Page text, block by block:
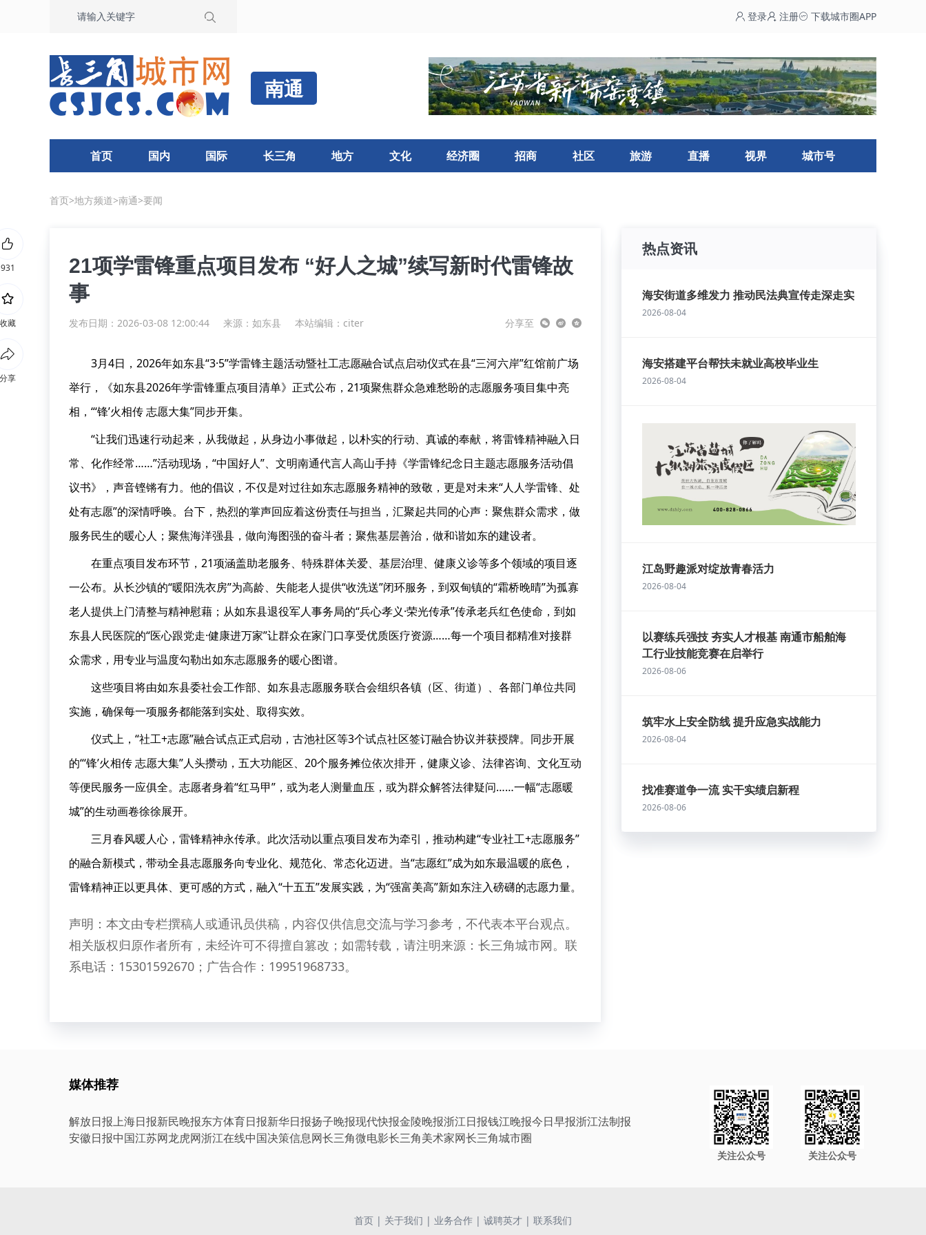
登录 注册 下载城市圈APP
南通
首页 国内 国际 长三角 地方 文化 经济圈 招商 社区 旅游 直播 视界 城市号
首页>地方频道>南通>要闻
21项学雷锋重点项目发布 “好人之城”续写新时代雷锋故
事
发布日期：2026-03-08 12:00:44 来源： 如东县 本站编辑：citer 分享至
3月4日，2026年如东县“3·5”学雷锋主题活动暨社工志愿融合试点启动仪式在县“三河六岸”红馆前广场
举行，《如东县2026年学雷锋重点项目清单》正式公布，21项聚焦群众急难愁盼的志愿服务项目集中亮
相，“‘锋’火相传 志愿大集”同步开集。
“让我们迅速行动起来，从我做起，从身边小事做起，以朴实的行动、真诚的奉献，将雷锋精神融入日
常、化作经常……”活动现场，“中国好人”、文明南通代言人高山手持《学雷锋纪念日主题志愿服务活动倡
议书》，声音铿锵有力。他的倡议，不仅是对过往如东志愿服务精神的致敬，更是对未来“人人学雷锋、处
处有志愿”的深情呼唤。台下，热烈的掌声回应着这份责任与担当，汇聚起共同的心声：聚焦群众需求，做
服务民生的暖心人；聚焦海洋强县，做向海图强的奋斗者；聚焦基层善治，做和谐如东的建设者。
在重点项目发布环节，21项涵盖助老服务、特殊群体关爱、基层治理、健康义诊等多个领域的项目逐
一公布。从长沙镇的“暖阳洗衣房”为高龄、失能老人提供“收洗送”闭环服务，到双甸镇的“霜桥晚晴”为孤寡
老人提供上门清整与精神慰藉；从如东县退役军人事务局的“兵心孝义·荣光传承”传承老兵红色使命，到如
东县人民医院的“医心跟党走·健康进万家”让群众在家门口享受优质医疗资源……每一个项目都精准对接群
众需求，用专业与温度勾勒出如东志愿服务的暖心图谱。
这些项目将由如东县委社会工作部、如东县志愿服务联合会组织各镇（区、街道）、各部门单位共同
实施，确保每一项服务都能落到实处、取得实效。
仪式上，“社工+志愿”融合试点正式启动，古池社区等3个试点社区签订融合协议并获授牌。同步开展
的“‘锋’火相传 志愿大集”人头攒动，五大功能区、20个服务摊位依次排开，健康义诊、法律咨询、文化互动
等便民服务一应俱全。志愿者身着“红马甲”，或为老人测量血压，或为群众解答法律疑问……一幅“志愿暖
城”的生动画卷徐徐展开。
三月春风暖人心，雷锋精神永传承。此次活动以重点项目发布为牵引，推动构建“专业社工+志愿服务”
的融合新模式，带动全县志愿服务向专业化、规范化、常态化迈进。当“志愿红”成为如东最温暖的底色，
雷锋精神正以更具体、更可感的方式，融入“十五五”发展实践，为“强富美高”新如东注入磅礴的志愿力量。
声明：本文由专栏撰稿人或通讯员供稿，内容仅供信息交流与学习参考，不代表本平台观点。
相关版权归原作者所有，未经许可不得擅自篡改；如需转载，请注明来源：长三角城市网。联
系电话：15301592670；广告合作：19951968733。
热点资讯
海安街道多维发力 推动民法典宣传走深走实
2026-08-04
海安搭建平台帮扶未就业高校毕业生
2026-08-04
江岛野趣派对绽放青春活力
2026-08-04
以赛练兵强技 夯实人才根基 南通市船舶海
工行业技能竞赛在启举行
2026-08-06
筑牢水上安全防线 提升应急实战能力
2026-08-04
找准赛道争一流 实干实绩启新程
2026-08-06
931
收藏
分享
媒体推荐
解放日报上海日报新民晚报东方体育日报新华日报扬子晚报现代快报金陵晚报浙江日报钱江晚报今日早报浙江法制报
安徽日报中国江苏网龙虎网浙江在线中国决策信息网长三角微电影长三角美术家网长三角城市圈
关注公众号 关注公众号
首页 | 关于我们 | 业务合作 | 诚聘英才 | 联系我们